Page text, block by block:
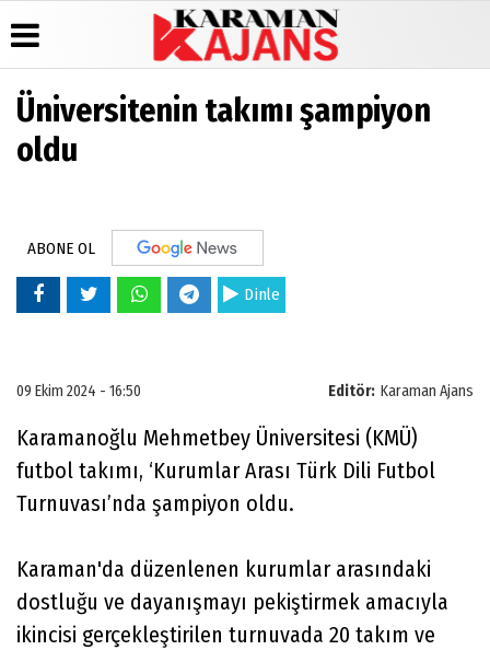
Haber
Haberleri
Anketler
Biyografiler
Köşe
Künye
Üniversitenin takımı şampiyon
oldu
ABONE OL
Dinle
Editör: Karaman Ajans
09 Ekim 2024 - 16:50
Karamanoğlu Mehmetbey Üniversitesi (KMÜ)
futbol takımı, ‘Kurumlar Arası Türk Dili Futbol
Turnuvası’nda şampiyon oldu.
Karaman'da düzenlenen kurumlar arasındaki
dostluğu ve dayanışmayı pekiştirmek amacıyla
ikincisi gerçekleştirilen turnuvada 20 takım ve